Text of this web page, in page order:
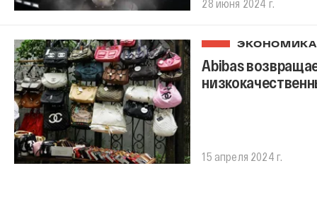
28 июня 2024 г.
ЭКОНОМИКА
Abibas
15 апреля 2024 г.